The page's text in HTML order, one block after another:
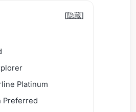
[隐藏]
Platinum
Preferred